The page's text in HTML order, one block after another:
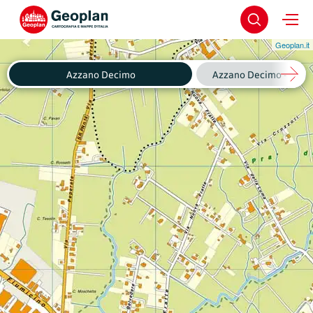
Geoplan.it
Azzano Decimo Azzano Decimo -